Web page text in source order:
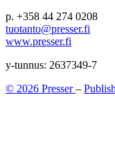
p. +358 44 274 0208
tuotanto@presser.fi
www.presser.fi
y-tunnus: 2637349-7
© 2026 Presser–